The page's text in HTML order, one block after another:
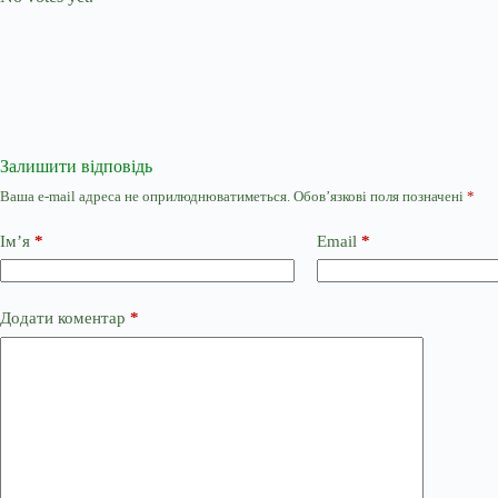
Залишити відповідь
Ваша e-mail адреса не оприлюднюватиметься. Обов’язкові поля позначені *
Ім’я * Email *
Додати коментар *